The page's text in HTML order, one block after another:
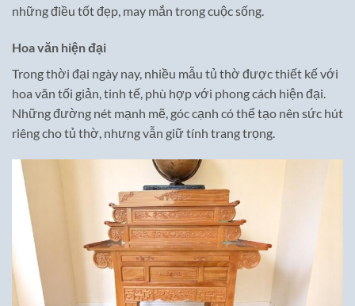
những điều tốt đẹp, may mắn trong cuộc sống.
Hoa văn hiện đại
Trong thời đại ngày nay, nhiều mẫu tủ thờ được thiết kế với
hoa văn tối giản, tinh tế, phù hợp với phong cách hiện đại.
Những đường nét mạnh mẽ, góc cạnh có thể tạo nên sức hút
riêng cho tủ thờ, nhưng vẫn giữ tính trang trọng.